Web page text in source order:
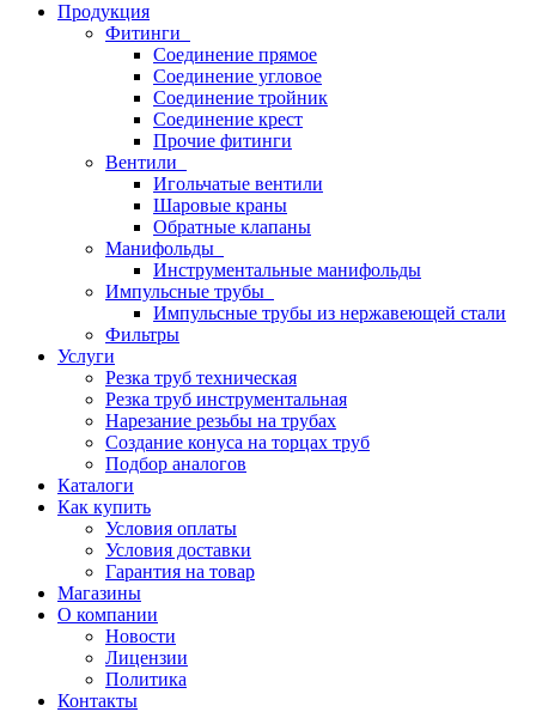
Продукция
Фитинги
Соединение прямое
Соединение угловое
Соединение тройник
Соединение крест
Прочие фитинги
Вентили
Игольчатые вентили
Шаровые краны
Обратные клапаны
Манифольды
Инструментальные манифольды
Импульсные трубы
Импульсные трубы из нержавеющей стали
Фильтры
Услуги
Резка труб техническая
Резка труб инструментальная
Нарезание резьбы на трубах
Создание конуса на торцах труб
Подбор аналогов
Каталоги
Как купить
Условия оплаты
Условия доставки
Гарантия на товар
Магазины
О компании
Новости
Лицензии
Политика
Контакты